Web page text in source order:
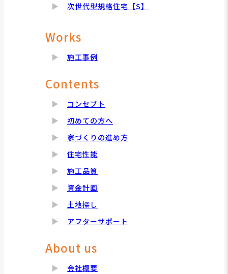
次世代型規格住宅【S】
Works
施工事例
Contents
コンセプト
初めての方へ
家づくりの進め方
住宅性能
施工品質
資金計画
土地探し
アフターサポート
About us
会社概要